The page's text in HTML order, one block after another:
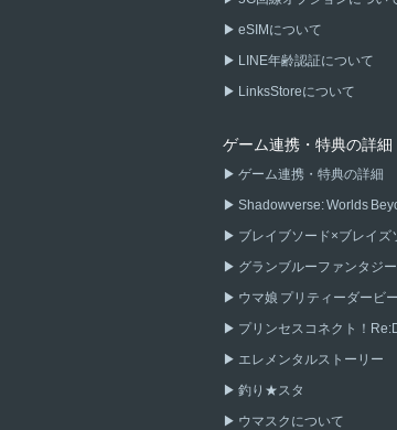
eSIMについて
LINE年齢認証について
LinksStoreについて
ゲーム連携・特典の詳細
ゲーム連携・特典の詳細
Shadowverse: Worlds
ブレイブソード×ブレイズ
グランブルーファンタジー
ウマ娘 プリティーダービー
プリンセスコネクト！
エレメンタルストーリー
釣り★スタ
ウマスクについて